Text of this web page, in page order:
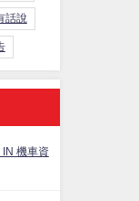
話說
IN 機車資